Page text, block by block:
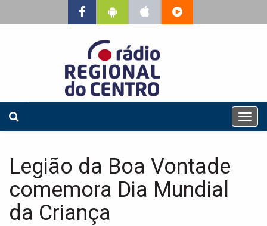
T
o
Legião da Boa Vontade
comemora Dia Mundial
da Criança